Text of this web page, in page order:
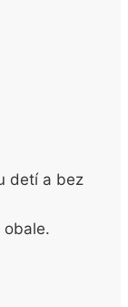
detí a bez
obale.